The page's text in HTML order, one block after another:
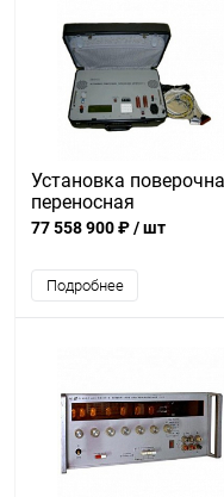
Установка
переносная
УПП8531М/4
77 558 900 ₽/ шт
Подробнее